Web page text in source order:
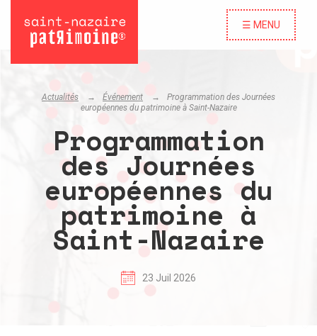
☰ MENU
Actualités Événement
Programmation des Journées
européennes du patrimoine à Saint-Nazaire
Programmation
des Journées
européennes du
patrimoine à
Saint-Nazaire
23 Juil 2026